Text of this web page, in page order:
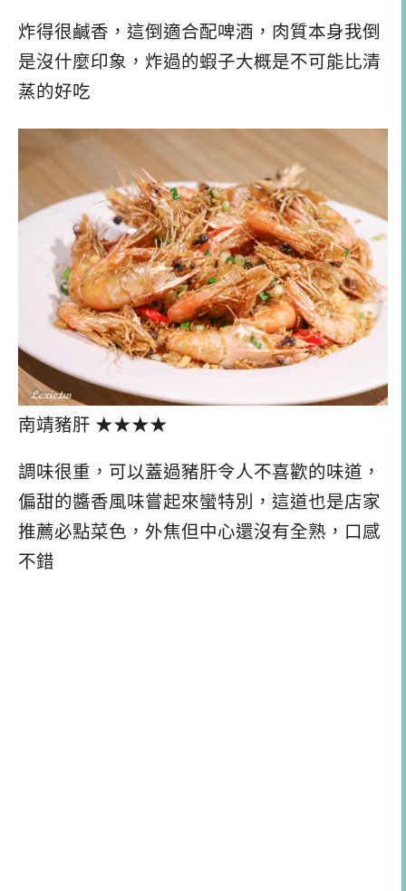
炸得很鹹香，這倒適合配啤酒，肉質本身我倒
是沒什麼印象，炸過的蝦子大概是不可能比清
蒸的好吃
南靖豬肝 ★★★★
調味很重，可以蓋過豬肝令人不喜歡的味道，
偏甜的醬香風味嘗起來蠻特別，這道也是店家
推薦必點菜色，外焦但中心還沒有全熟，口感
不錯